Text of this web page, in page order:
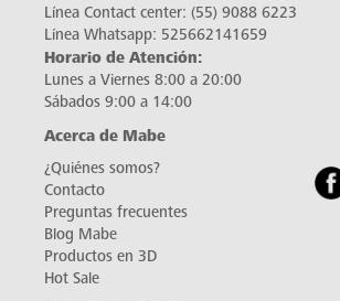
Línea Contact center: (55) 9088 6223
Línea Whatsapp: 525662141659
Horario de Atención:
Lunes a Viernes 8:00 a 20:00
Sábados 9:00 a 14:00
Acerca de Mabe
¿Quiénes somos?
Contacto
Preguntas frecuentes
Blog Mabe
Productos en 3D
Hot Sale